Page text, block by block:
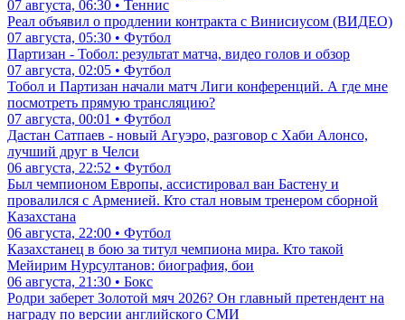
07 августа, 06:30 • Теннис
Реал объявил о продлении контракта с Винисиусом (ВИДЕО)
07 августа, 05:30 • Футбол
Партизан - Тобол: результат матча, видео голов и обзор
07 августа, 02:05 • Футбол
Тобол и Партизан начали матч Лиги конференций. А где мне
посмотреть прямую трансляцию?
07 августа, 00:01 • Футбол
Дастан Сатпаев - новый Агуэро, разговор с Хаби Алонсо,
лучший друг в Челси
06 августа, 22:52 • Футбол
Был чемпионом Европы, ассистировал ван Бастену и
провалился с Арменией. Кто стал новым тренером сборной
Казахстана
06 августа, 22:00 • Футбол
Казахстанец в бою за титул чемпиона мира. Кто такой
Мейирим Нурсултанов: биография, бои
06 августа, 21:30 • Бокс
Родри заберет Золотой мяч 2026? Он главный претендент на
награду по версии английского СМИ